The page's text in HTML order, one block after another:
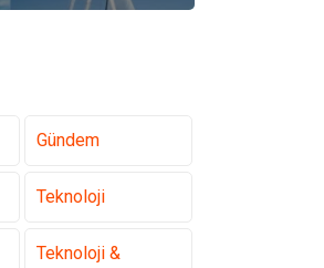
Gündem
Teknoloji
Teknoloji &